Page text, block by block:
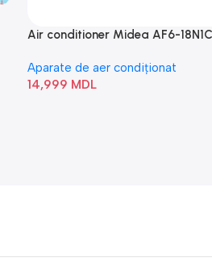
Air conditioner Midea AF6-
Aparate de aer condiționat
14,999 MDL